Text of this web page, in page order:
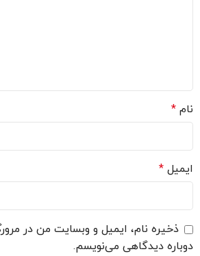
نام *
ایمیل *
ذخیره نام، ایمیل و وبسایت من در
دوباره دیدگاهی می‌نویسم.